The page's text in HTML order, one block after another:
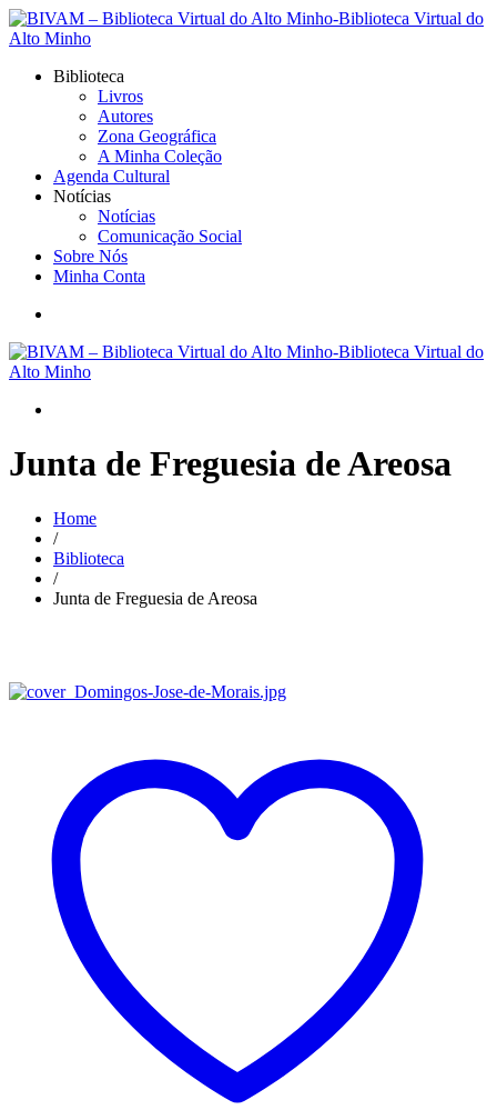
Biblioteca
Livros
Autores
Zona Geográfica
A Minha Coleção
Agenda Cultural
Notícias
Notícias
Comunicação Social
Sobre Nós
Minha Conta
Junta de Freguesia de Areosa
Home
/
Biblioteca
/
Junta de Freguesia de Areosa